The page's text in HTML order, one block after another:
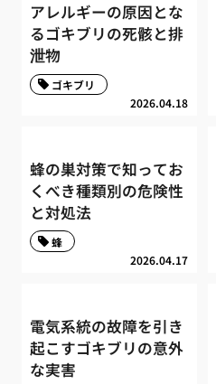
アレルギーの原因とな
るゴキブリの死骸と排
泄物
2026.04.18
ゴキブリ
蜂の巣対策で知ってお
くべき種類別の危険性
と対処法
2026.04.17
蜂
電気系統の故障を引き
起こすゴキブリの意外
な実害